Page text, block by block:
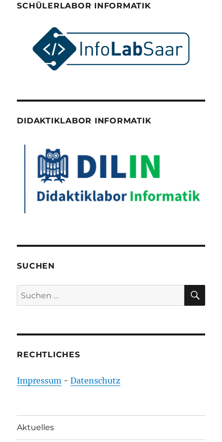
SCHÜLERLABOR INFORMATIK
DIDAKTIKLABOR INFORMATIK
SUCHEN
Suchen
nach:
RECHTLICHES
Impressum -Datenschutz
Aktuelles